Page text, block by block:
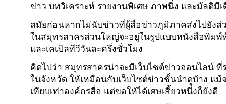
ข่าว บทวิเคราะห์ รายงานพิเศษ ภาพนิ่ง และมัลติมีเ
สมัยก่อนหากไม่นับข่าวที่ผู้สื่อข่าวภูมิภาคส่งไปยังส่
ในสมุทรสาครส่วนใหญ่จะอยู่ในรูปแบบหนังสือพิมพ์
และเคเบิลทีวีวันละครึ่งชั่วโมง
คิดไปว่า สมุทรสาครน่าจะมีเว็บไซต์ข่าวออนไลน์ ที่
ในจังหวัด ให้เหมือนกับเว็บไซต์ข่าวชั้นนำดูบ้าง แม้
เทียบเท่าองค์กรสื่อ แต่ขอให้ได้เศษเสี้ยวหนึ่งก็ยังดี